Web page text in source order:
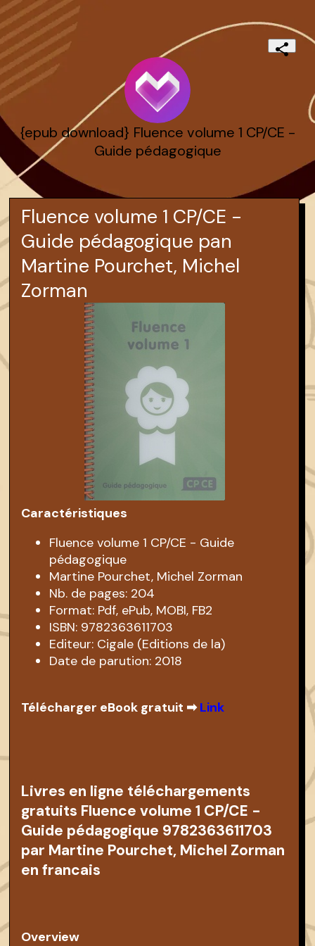
{epub download} Fluence volume 1 CP/CE -
Guide pédagogique
Fluence volume 1 CP/CE -
Guide pédagogique pan
Martine Pourchet, Michel
Zorman
Caractéristiques
Fluence volume 1 CP/CE - Guide
pédagogique
Martine Pourchet, Michel Zorman
Nb. de pages: 204
Format: Pdf, ePub, MOBI, FB2
ISBN: 9782363611703
Editeur: Cigale (Editions de la)
Date de parution: 2018
Télécharger eBook gratuit ➡Link
Livres en ligne téléchargements
gratuits Fluence volume 1 CP/CE -
Guide pédagogique 9782363611703
par Martine Pourchet, Michel Zorman
en francais
Overview